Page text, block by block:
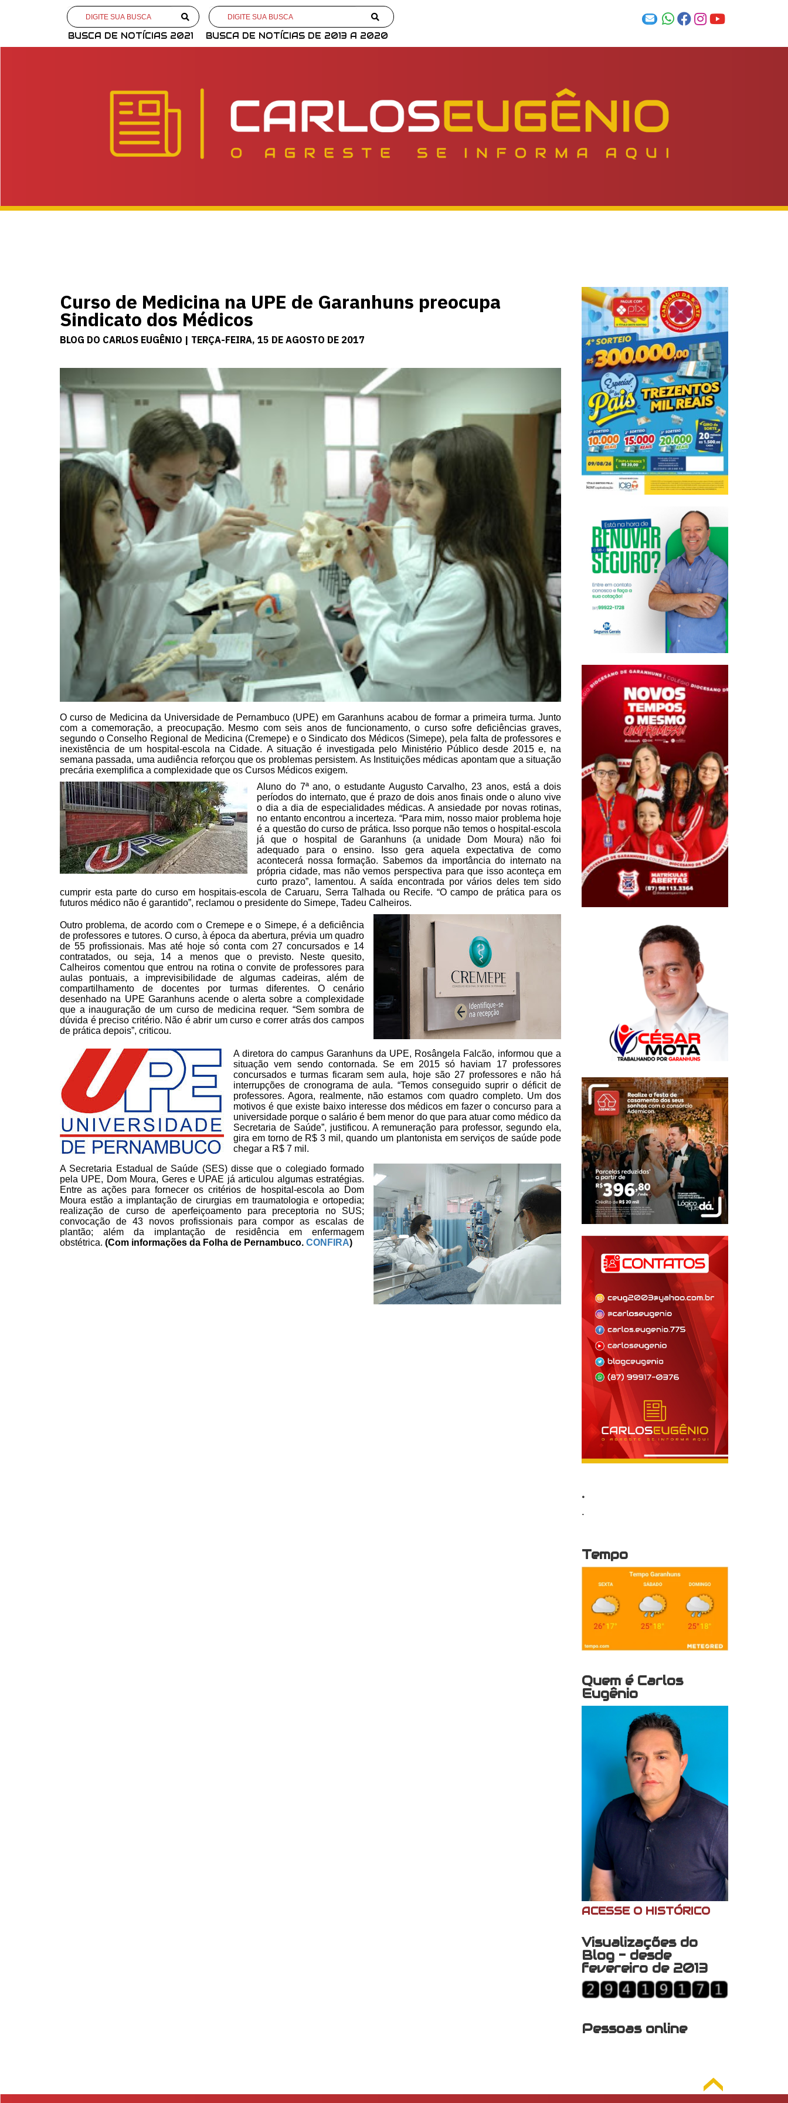
BUSCA DE NOTÍCIAS 2021 BUSCA DE NOTÍCIAS DE 2013 A 2020
Curso de Medicina na UPE de Garanhuns preocupa
Sindicato dos Médicos
BLOG DO CARLOS EUGÊNIO | TERÇA-FEIRA, 15 DE AGOSTO DE 2017
O curso de Medicina da Universidade de Pernambuco (UPE) em Garanhuns acabou de formar a primeira turma. Junto
com a comemoração, a preocupação. Mesmo com seis anos de funcionamento, o curso sofre deficiências graves,
segundo o Conselho Regional deMedicina (Cremepe) e o Sindicato dos Médicos (Simepe), pela falta deprofessores e
inexistência de um hospital-escola na Cidade. A situação é investigada pelo Ministério Público desde 2015 e, na
semana passada, uma audiência reforçou que os problemas persistem. As Instituições médicas apontam que a situação
precária exemplifica a complexidade que os Cursos Médicos exigem.
Aluno do 7ª ano, o estudante Augusto Carvalho, 23 anos, está a dois
períodos do internato, que é prazo de dois anos finais onde o aluno vive
o dia a dia de especialidades médicas. A ansiedade por novas rotinas,
no entantoencontrou a incerteza. “Para mim, nosso maior problema hoje
é a questão docurso de prática. Isso porque não temos o hospital-escola
já que o hospital deGaranhuns (a unidade Dom Moura) não foi
adequado para o ensino. Isso gera aquela expectativa de como
acontecerá nossa formação. Sabemos da importância do internato na
própria cidade, mas não vemos perspectiva para que isso aconteça em
curto prazo”, lamentou. A saída encontrada por vários deles tem sido
cumprir esta parte do curso em hospitais-escola deCaruaru, Serra Talhada ou Recife. “O campo de prática para os
futuros médico não é garantido”, reclamou o presidente do Simepe, Tadeu Calheiros.
Outro problema, de acordo com o Cremepe e o Simepe, é a deficiência
de professores e tutores. O curso, à época da abertura, prévia um quadro
de 55 profissionais. Mas até hoje só conta com 27 concursados e 14
contratados, ou seja, 14 a menos que o previsto. Neste quesito,
Calheiros comentou que entrou na rotina o convite de professores para
aulas pontuais, a imprevisibilidade de algumas cadeiras, além de
compartilhamento de docentes por turmas diferentes. O cenário
desenhado na UPE Garanhuns acende o alerta sobre a complexidade
que a inauguração de um curso de medicina requer. “Sem sombra de
dúvida é preciso critério. Não é abrir um curso e correr atrás dos campos
de prática depois”, criticou.
A diretora do campus Garanhuns da UPE, Rosângela Falcão, informou que a
situação vem sendo contornada. Se em 2015 só haviam 17 professores
concursados e turmas ficaram sem aula, hoje são 27 professores e não há
interrupções de cronograma de aula. “Temos conseguido suprir o déficit de
professores. Agora, realmente, não estamos com quadro completo. Um dos
motivos é que existebaixo interesse dos médicos em fazer o concurso para a
universidade porque o salário é bem menor do que para atuar como médico da
Secretaria de Saúde”, justificou. A remuneração para professor, segundo ela,
gira em torno de R$ 3 mil, quando um plantonista em serviços de saúde pode
chegar a R$ 7 mil.
A Secretaria Estadual de Saúde (SES) disse que o colegiado formado
pela UPE, Dom Moura, Geres e UPAE já articulou algumas estratégias.
Entre as ações para fornecer os critérios de hospital-escola ao Dom
Moura estão a implantação de cirurgias em traumatologia e ortopedia;
realização de curso de aperfeiçoamentopara preceptoria no SUS;
convocação de 43 novos profissionais para compor as escalas de
plantão; além da implantação de residência em enfermagem
obstétrica. (Com informações da Folha de Pernambuco. CONFIRA)
.
.
Tempo
Quem é Carlos
Eugênio
ACESSE O HISTÓRICO
Visualizações do
Blog - desde
fevereiro de 2013
Pessoas online